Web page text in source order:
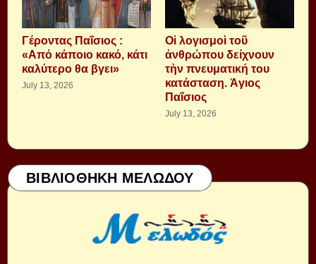
Γέροντας Παΐσιος :
«Από κάποιο κακό, κάτι
καλύτερο θα βγει»
July 13, 2026
Οἱ λογισμοὶ τοῦ
ἀνθρώπου δείχνουν
τὴν πνευματική του
κατάσταση. Ἁγιος
Παΐσιος
July 13, 2026
ΒΙΒΛΙΟΘΗΚΗ ΜΕΛΩΔΟΥ